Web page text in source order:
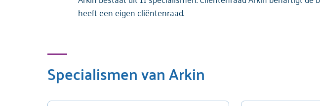
heeft een eigen cliëntenraad.
Specialismen van Arkin